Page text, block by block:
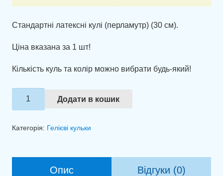
Стандартні латексні кулі (перламутр) (30 см).
Ціна вказана за 1 шт!
Кількість куль та колір можно вибрати будь-який!
Кульки
з
Додати в кошик
Категорія: Гелієві кульки
Опис Відгуки (0)